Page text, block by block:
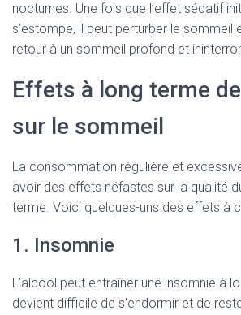
nocturnes. Une fois que l’effet sédatif
s’estompe, il peut perturber le sommeil
retour à un sommeil profond et
Effets à long terme
sur le sommeil
La consommation régulière et
avoir des effets néfastes sur la qualité
terme. Voici quelques-uns des effets à
1. Insomnie
L’alcool peut entraîner une insomnie à
devient difficile de s’endormir et de